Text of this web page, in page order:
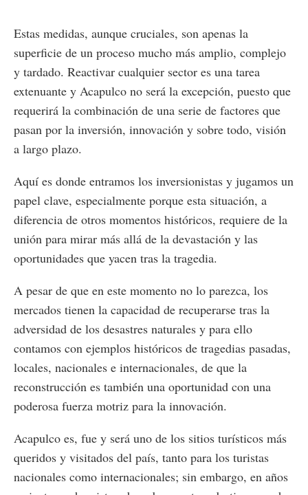
Estas medidas, aunque cruciales, son apenas la
superficie de un proceso mucho más amplio, complejo
y tardado. Reactivar cualquier sector es una tarea
extenuante y Acapulco no será la excepción, puesto que
requerirá la combinación de una serie de factores que
pasan por la inversión, innovación y sobre todo, visión
a largo plazo.
Aquí es donde entramos los inversionistas y jugamos un
papel clave, especialmente porque esta situación, a
diferencia de otros momentos históricos, requiere de la
unión para mirar más allá de la devastación y las
oportunidades que yacen tras la tragedia.
A pesar de que en este momento no lo parezca, los
mercados tienen la capacidad de recuperarse tras la
adversidad de los desastres naturales y para ello
contamos con ejemplos históricos de tragedias pasadas,
locales, nacionales e internacionales, de que la
reconstrucción es también una oportunidad con una
poderosa fuerza motriz para la innovación.
Acapulco es, fue y será uno de los sitios turísticos más
queridos y visitados del país, tanto para los turistas
nacionales como internacionales; sin embargo, en años